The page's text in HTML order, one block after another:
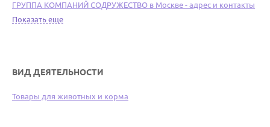
ГРУППА КОМПАНИЙ СОДРУЖЕСТВО в Москве - адрес и контакты
Показать еще
ВИД ДЕЯТЕЛЬНОСТИ
Товары для животных и корма